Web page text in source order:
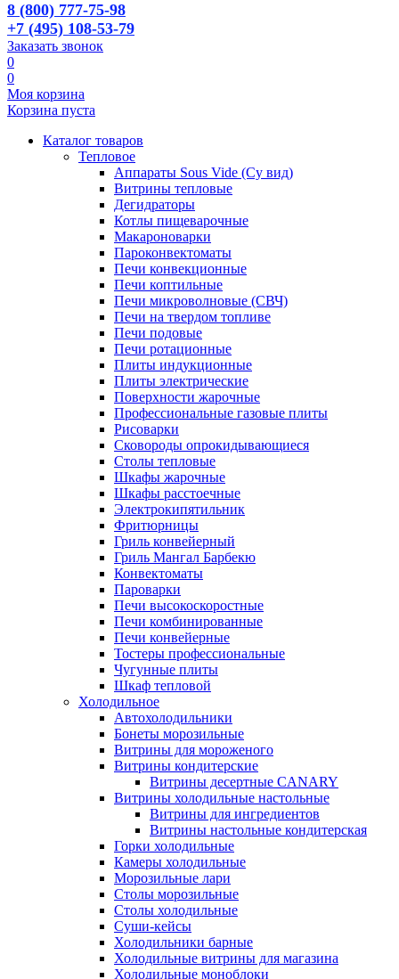
8 (800) 777-75-98
+7 (495) 108-53-79
Заказать звонок
0
0
Моя корзина
Корзина пуста
Каталог товаров
Тепловое
Аппараты Sous Vide (Су вид)
Витрины тепловые
Дегидраторы
Котлы пищеварочные
Макароноварки
Пароконвектоматы
Печи конвекционные
Печи коптильные
Печи микроволновые (СВЧ)
Печи на твердом топливе
Печи подовые
Печи ротационные
Плиты индукционные
Плиты электрические
Поверхности жарочные
Профессиональные газовые плиты
Рисоварки
Сковороды опрокидывающиеся
Столы тепловые
Шкафы жарочные
Шкафы расстоечные
Электрокипятильник
Фритюрницы
Гриль конвейерный
Гриль Мангал Барбекю
Конвектоматы
Пароварки
Печи высокоскоростные
Печи комбинированные
Печи конвейерные
Тостеры профессиональные
Чугунные плиты
Шкаф тепловой
Холодильное
Автохолодильники
Бонеты морозильные
Витрины для мороженого
Витрины кондитерские
Витрины десертные CANARY
Витрины холодильные настольные
Витрины для ингредиентов
Витрины настольные кондитерская
Горки холодильные
Камеры холодильные
Морозильные лари
Столы морозильные
Столы холодильные
Суши-кейсы
Холодильники барные
Холодильные витрины для магазина
Холодильные моноблоки